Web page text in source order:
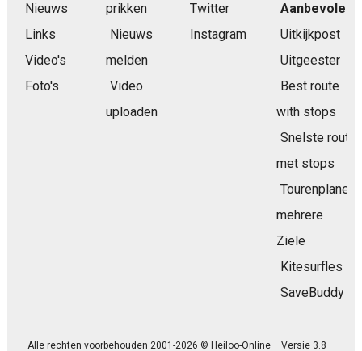
Nieuws
Links
Video's
Foto's
prikken
Nieuws
melden
Video
uploaden
Twitter
Instagram
Aanbevolen
Uitkijkpost
Uitgeester
Best route
with stops
Snelste route
met stops
Tourenplaner
mehrere
Ziele
Kitesurfles
SaveBuddy
Alle rechten voorbehouden 2001-2026 © Heiloo-Online − Versie 3.8 −